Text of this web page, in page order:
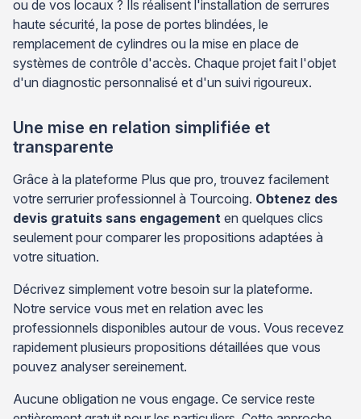
ou de vos locaux ? Ils réalisent l'installation de serrures
haute sécurité, la pose de portes blindées, le
remplacement de cylindres ou la mise en place de
systèmes de contrôle d'accès. Chaque projet fait l'objet
d'un diagnostic personnalisé et d'un suivi rigoureux.
Une mise en relation simplifiée et
transparente
Grâce à la plateforme Plus que pro, trouvez facilement
votre serrurier professionnel à Tourcoing. Obtenez des
devis gratuits sans engagement en quelques clics
seulement pour comparer les propositions adaptées à
votre situation.
Décrivez simplement votre besoin sur la plateforme.
Notre service vous met en relation avec les
professionnels disponibles autour de vous. Vous recevez
rapidement plusieurs propositions détaillées que vous
pouvez analyser sereinement.
Aucune obligation ne vous engage. Ce service reste